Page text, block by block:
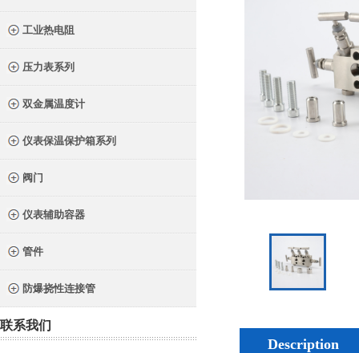
工业热电阻
压力表系列
双金属温度计
仪表保温保护箱系列
阀门
仪表辅助容器
管件
防爆挠性连接管
联系我们
Description